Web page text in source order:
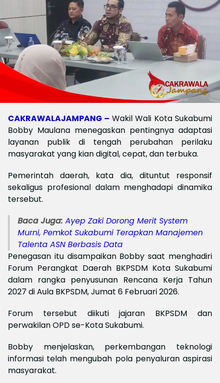
CAKRAWALAJAMPANG – Wakil Wali Kota Sukabumi
Bobby Maulana menegaskan pentingnya adaptasi
layanan publik di tengah perubahan perilaku
masyarakat yang kian digital, cepat, dan terbuka.
Pemerintah daerah, kata dia, dituntut responsif
sekaligus profesional dalam menghadapi dinamika
tersebut.
Baca Juga: Ayep Zaki Dorong Merit System
Murni, Pemkot Sukabumi Terapkan Manajemen
Talenta ASN Berbasis Data
Penegasan itu disampaikan Bobby saat menghadiri
Forum Perangkat Daerah BKPSDM Kota Sukabumi
dalam rangka penyusunan Rencana Kerja Tahun
2027 di Aula BKPSDM, Jumat 6 Februari 2026.
Forum tersebut diikuti jajaran BKPSDM dan
perwakilan OPD se-Kota Sukabumi.
Bobby menjelaskan, perkembangan teknologi
informasi telah mengubah pola penyaluran aspirasi
masyarakat.